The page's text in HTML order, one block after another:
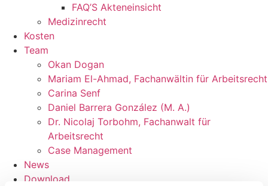
FAQ’S Akteneinsicht
Medizinrecht
Kosten
Team
Okan Dogan
Mariam El-Ahmad, Fachanwältin für Arbeitsrecht
Carina Senf
Daniel Barrera González (M. A.)
Dr. Nicolaj Torbohm, Fachanwalt für
Arbeitsrecht
Case Management
News
Download